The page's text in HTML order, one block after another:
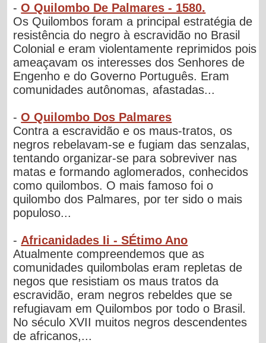
-O Quilombo De Palmares - 1580.
Os Quilombos foram a principal estratégia de
resistência do negro à escravidão no Brasil
Colonial e eram violentamente reprimidos pois
ameaçavam os interesses dos Senhores de
Engenho e do Governo Português. Eram
comunidades autônomas, afastadas...
-O Quilombo Dos Palmares
Contra a escravidão e os maus-tratos, os
negros rebelavam-se e fugiam das senzalas,
tentando organizar-se para sobreviver nas
matas e formando aglomerados, conhecidos
como quilombos. O mais famoso foi o
quilombo dos Palmares, por ter sido o mais
populoso...
- Africanidades Ii - SÉtimo Ano
Atualmente compreendemos que as
comunidades quilombolas eram repletas de
negos que resistiam os maus tratos da
escravidão, eram negros rebeldes que se
refugiavam em Quilombos por todo o Brasil.
No século XVII muitos negros descendentes
de africanos,...